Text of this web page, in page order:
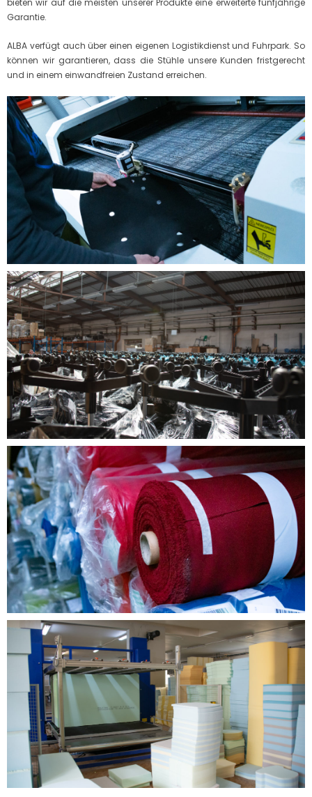
bieten wir auf die meisten unserer Produkte eine erweiterte fünfjährige
Garantie.
ALBA verfügt auch über einen eigenen Logistikdienst und Fuhrpark. So
können wir garantieren, dass die Stühle unsere Kunden fristgerecht
und in einem einwandfreien Zustand erreichen.